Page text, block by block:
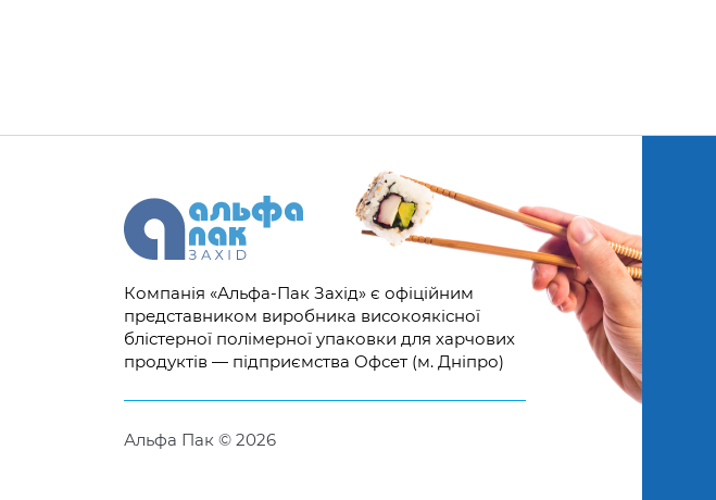
Компанія «Альфа-Пак Захід» є офіційним
представником виробника високоякісної
блістерної полімерної упаковки для харчових
продуктів — підприємства Офсет (м. Дніпро)
Альфа Пак © 2026